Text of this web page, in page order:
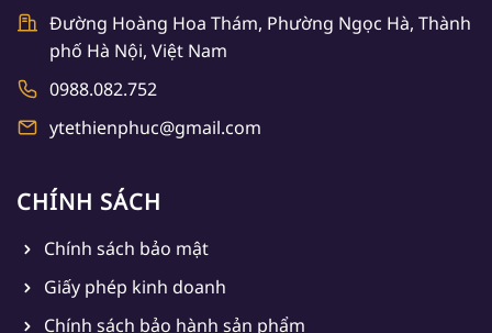
Đường Hoàng Hoa Thám, Phường Ngọc Hà, Thành
phố Hà Nội, Việt Nam
0988.082.752
ytethienphuc@gmail.com
CHÍNH SÁCH
Chính sách bảo mật
Giấy phép kinh doanh
Chính sách bảo hành sản phẩm